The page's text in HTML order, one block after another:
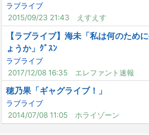
ラブライブ
2015/09/23 21:43
えすえす
【ラブライブ】海未「私は何のため
ょうか」ｸﾞｽﾝ
ラブライブ
2017/12/08 16:35
エレファント速報
穂乃果「ギャグライブ！」
ラブライブ
2014/07/08 11:05
ホライゾーン